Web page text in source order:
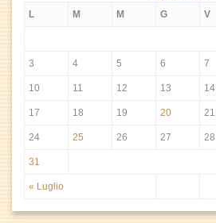
L
M M G V
« Luglio
3 4 5 6 7
10 11 12 13 14
17 18 19 20 21
24 25 26 27 28
31